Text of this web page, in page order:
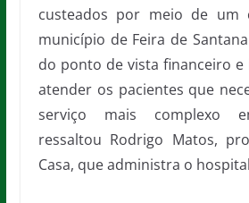
custeados por meio de um
município de Feira de
do ponto de vista financeiro e
atender os pacientes que
serviço mais complexo
ressaltou Rodrigo Matos,
Casa, que administra o